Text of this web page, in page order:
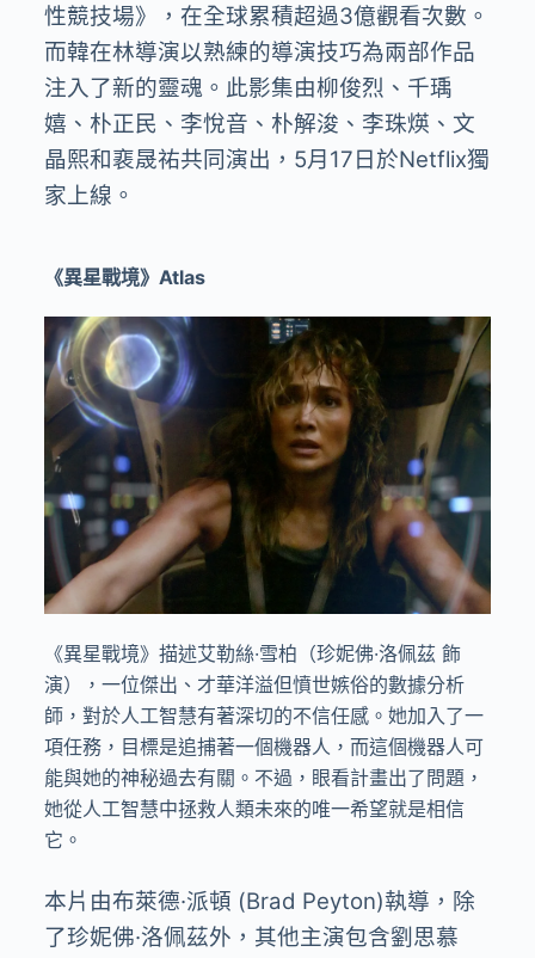
性競技場》，在全球累積超過3億觀看次數。
而韓在林導演以熟練的導演技巧為兩部作品
注入了新的靈魂。此影集由柳俊烈、千瑀
嬉、朴正民、李悅音、朴解浚、李珠煐、文
晶熙和裵晟祐共同演出，5月17日於Netflix獨
家上線。
《異星戰境》Atlas
《異星戰境》描述艾勒絲·雪柏（珍妮佛·洛佩茲 飾
演），一位傑出、才華洋溢但憤世嫉俗的數據分析
師，對於人工智慧有著深切的不信任感。她加入了一
項任務，目標是追捕著一個機器人，而這個機器人可
能與她的神秘過去有關。不過，眼看計畫出了問題，
她從人工智慧中拯救人類未來的唯一希望就是相信
它。
本片由布萊德·派頓 (Brad Peyton)執導，除
了珍妮佛·洛佩茲外，其他主演包含劉思慕